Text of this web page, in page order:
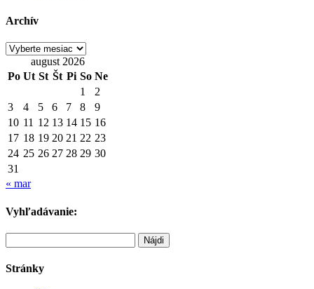
Archív
Archív
august 2026
Po Ut St Št Pi So Ne
1
2
3
4 5 6 7 8
9
10 11 12 13 14 15 16
17 18 19 20 21 22 23
24 25 26 27 28 29 30
31
« mar
Vyhľadávanie:
Stránky